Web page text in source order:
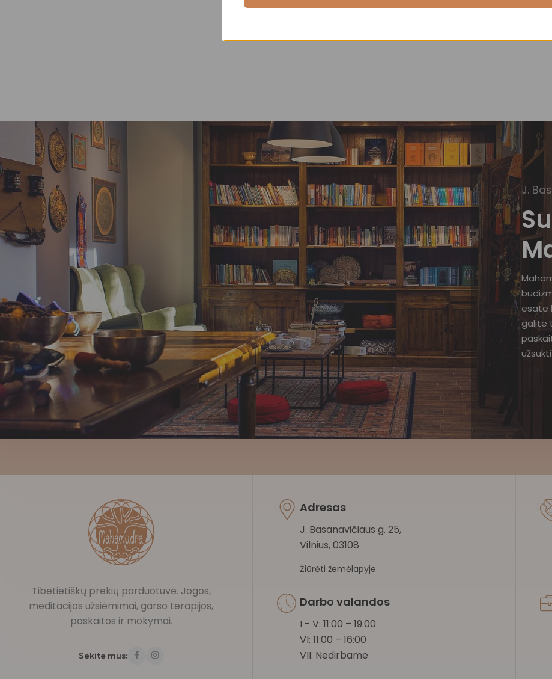
J.
esate
galite
Tibetietiškų prekių parduotuvė. Jogos,
meditacijos užsiėmimai, garso terapijos,
paskaitos ir mokymai.
Sekite mus:
Adresas
J. Basanavičiaus g. 25,
Vilnius, 03108
Žiūrėti žemėlapyje
Darbo valandos
I - V: 11:00 – 19:00
VI: 11:00 – 16:00
VII: Nedirbame